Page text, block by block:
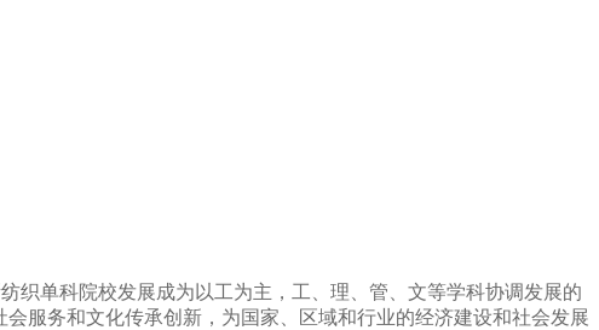
织单科院校发展成为以工为主，工、理、管、文等学科协调发展的
服务和文化传承创新，为国家、区域和行业的经济建设和社会发展